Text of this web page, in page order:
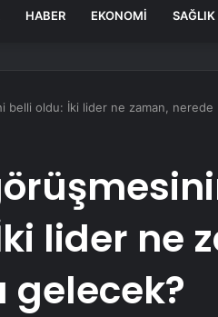
HABER EKONOMI SAĞLIK
belli oldu: İki lider ne zaman, nerede
lider ne
gelecek?